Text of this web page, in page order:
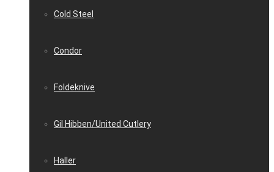
Cold Steel
Condor
Foldeknive
Gil Hibben/United Cutlery
Haller